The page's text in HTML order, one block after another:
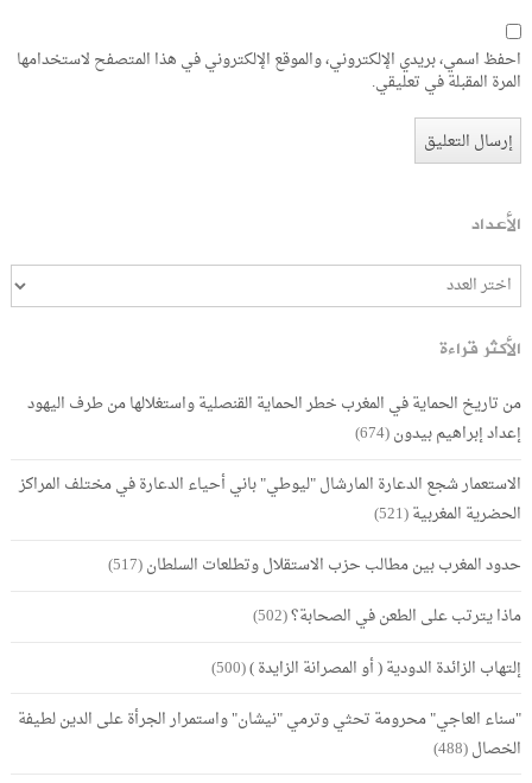
احفظ اسمي، بريدي الإلكتروني، والموقع الإلكتروني في هذا المتصفح لاستخدامها
المرة المقبلة في تعليقي.
الأعداد
الأكثر قراءة
من تاريخ الحماية في المغرب خطر الحماية القنصلية واستغلالها من طرف اليهود
إعداد إبراهيم بيدون(674)
الاستعمار شجع الدعارة المارشال "ليوطي" باني أحياء الدعارة في مختلف المراكز
الحضرية المغربية(521)
حدود المغرب بين مطالب حزب الاستقلال وتطلعات السلطان(517)
ماذا يترتب على الطعن في الصحابة؟(502)
إلتهاب الزائدة الدودية ( أو المصرانة الزايدة )(500)
"سناء العاجي" محرومة تحثي وترمي "نيشان" واستمرار الجرأة على الدين لطيفة
الخصال(488)